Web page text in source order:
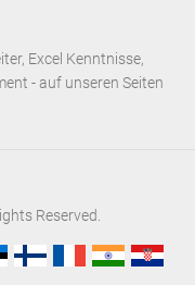
Excel Kenntnisse,